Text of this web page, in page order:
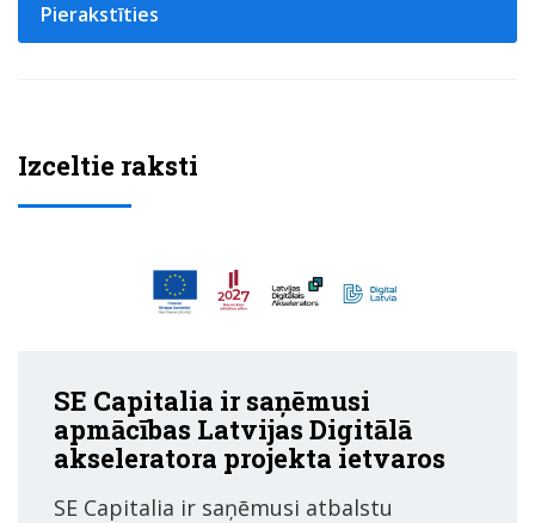
Pierakstīties
Izceltie raksti
SE Capitalia ir saņēmusi
apmācības Latvijas Digitālā
akseleratora projekta ietvaros
SE Capitalia ir saņēmusi atbalstu